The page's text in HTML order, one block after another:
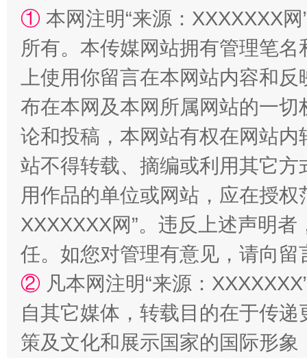
阿坝州三大球赛在茂县开幕 规模
国家大学科技园优化重塑工作
① 本网注明“来源：XXXXXXX
所有。本传媒网站拥有管理笔
上使用你留言在本网站内容和
布在本网及本网所属网站的一
论和投稿，本网站有权在网站
站不得转载、摘编或利用其它
用作品的单位或网站，应在授
XXXXXXX网”。违反上述声明
任。如您对管理有意见，请向
② 凡本网注明“来源：
自其它媒体，转载目的在于传
策及文化和展示国家的国际形